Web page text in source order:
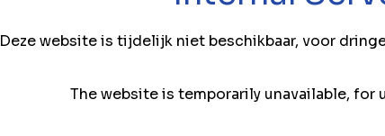
Deze website is tijdelijk niet beschikbaar, voor
The website is temporarily unavailable, for